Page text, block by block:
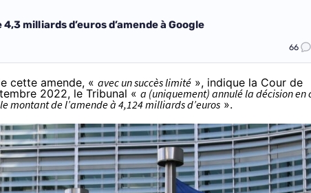
milliards d’euros d’amende à Google
66
cette amende, « avec un succès limité », indique la Cour de
2022, le Tribunal « a (uniquement) annulé la décision en
montant de l’amende à 4,124 milliards d’euros ».